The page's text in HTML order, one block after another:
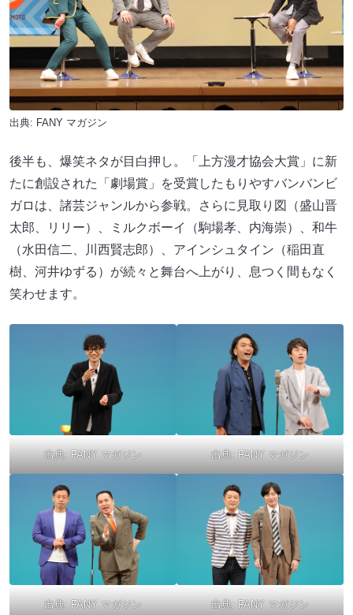
出典: FANY マガジン
後半も、爆笑ネタが目白押し。「上方漫才協会大賞」に新
たに創設された「劇場賞」を受賞したもりやすバンバンビ
ガロは、諸芸ジャンルから参戦。さらに見取り図（盛山晋
太郎、リリー）、ミルクボーイ（駒場孝、内海崇）、和牛
（水田信二、川西賢志郎）、アインシュタイン（稲田直
樹、河井ゆずる）が続々と舞台へ上がり、息つく間もなく
笑わせます。
出典: FANY マガジン 出典: FANY マガジン
出典: FANY マガジン 出典: FANY マガジン